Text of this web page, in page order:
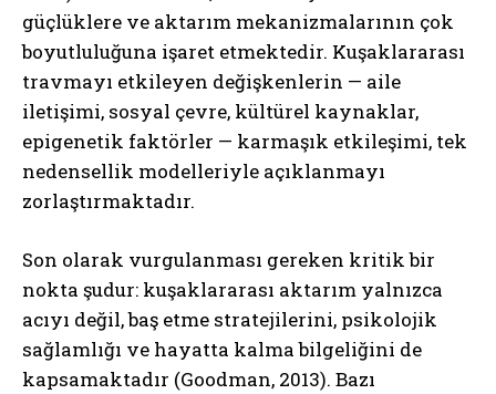
güçlüklere ve aktarım mekanizmalarının çok
boyutluluğuna işaret etmektedir. Kuşaklararası
travmayı etkileyen değişkenlerin — aile
iletişimi, sosyal çevre, kültürel kaynaklar,
epigenetik faktörler — karmaşık etkileşimi, tek
nedensellik modelleriyle açıklanmayı
zorlaştırmaktadır.
Son olarak vurgulanması gereken kritik bir
nokta şudur: kuşaklararası aktarım yalnızca
acıyı değil, baş etme stratejilerini, psikolojik
sağlamlığı ve hayatta kalma bilgeliğini de
kapsamaktadır (Goodman, 2013). Bazı